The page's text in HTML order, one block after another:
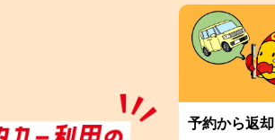
予約から返